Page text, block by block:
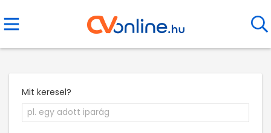
Mit keresel?